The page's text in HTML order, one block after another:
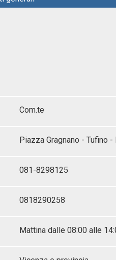
Com.te
Piazza Gragnano - Tufino -
081-8298125
0818290258
Mattina dalle 08:00 alle